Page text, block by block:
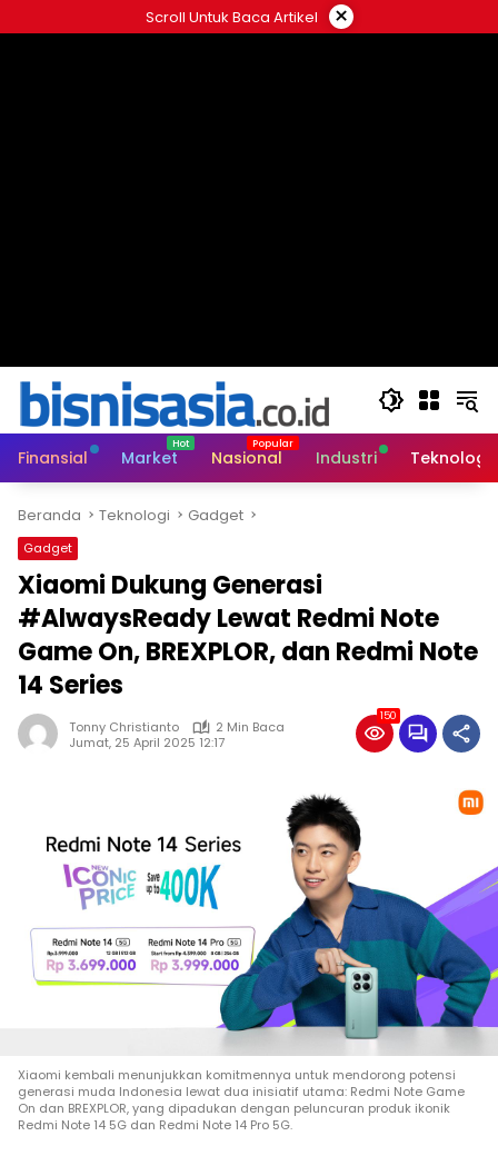
ke
Scroll Untuk Baca Artikel ×
Finansial Market Nasional Industri Teknologi
Beranda Teknologi Gadget
Gadget
Xiaomi Dukung Generasi
#AlwaysReady Lewat Redmi Note
Game On, BREXPLOR, dan Redmi Note
14 Series
Tonny Christianto
2 Min Baca
Jumat, 25 April 2025 12:17
150
Xiaomi kembali menunjukkan komitmennya untuk mendorong potensi
generasi muda Indonesia lewat dua inisiatif utama: Redmi Note Game
On dan BREXPLOR, yang dipadukan dengan peluncuran produk ikonik
Redmi Note 14 5G dan Redmi Note 14 Pro 5G.